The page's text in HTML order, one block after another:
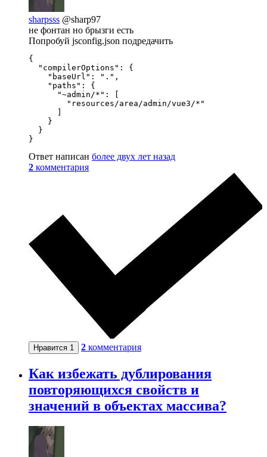
sharpsss @sharp97
не фонтан но брызги есть
Попробуй jsconfig.json подредачить
{
  "compilerOptions": {
    "baseUrl": ".",
    "paths": {
      "~admin/*": [
        "resources/area/admin/vue3/*"
    }
  }
}
Ответ написан более двух лет назад
2 комментария
Нравится 1 2 комментария
Как избежать дублирования
повторяющихся свойств и
значений в объектах массива?